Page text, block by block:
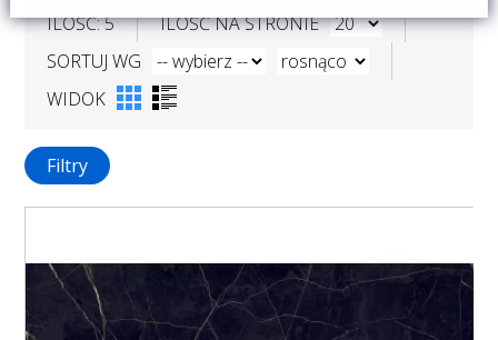
ILOŚĆ: 5
ILOŚĆ NA STRONIE
SORTUJ WG
WIDOK
Filtry